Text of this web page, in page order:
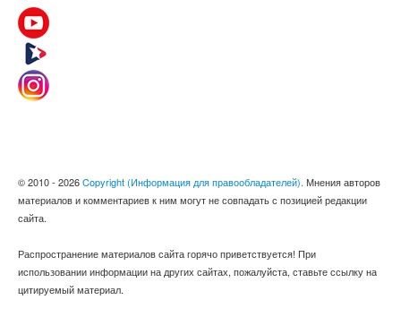
© 2010 - 2026Copyright (Информация для правообладателей). Мнения авторов
материалов и комментариев к ним могут не совпадать с позицией редакции
сайта.
Распространение материалов сайта горячо приветствуется! При
использовании информации на других сайтах, пожалуйста, ставьте ссылку на
цитируемый материал.